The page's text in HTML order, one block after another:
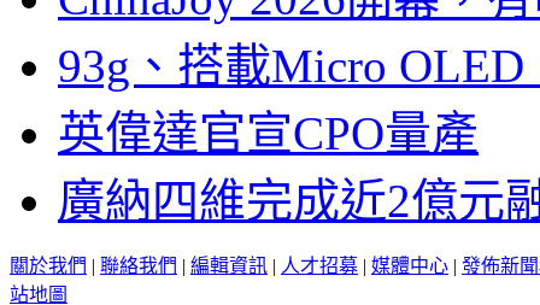
93g、搭載Micro
英偉達官宣CPO量產
廣納四維完成近2億元
關於我們 | 聯絡我們 | 編輯資訊 | 人才招募 | 媒體中心 | 發佈新
站地圖